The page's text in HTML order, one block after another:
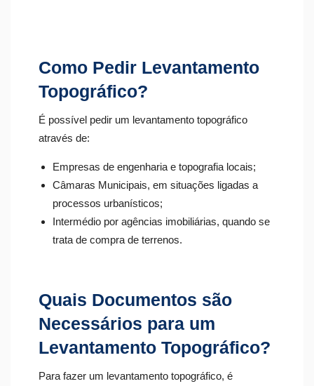
Como Pedir Levantamento
Topográfico?
É possível pedir um levantamento topográfico
através de:
Empresas de engenharia e topografia locais;
Câmaras Municipais, em situações ligadas a
processos urbanísticos;
Intermédio por agências imobiliárias, quando se
trata de compra de terrenos.
Quais Documentos são
Necessários para um
Levantamento Topográfico?
Para fazer um levantamento topográfico, é